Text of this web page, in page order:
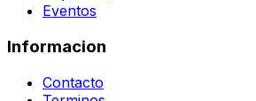
Eventos
Informacion
Contacto